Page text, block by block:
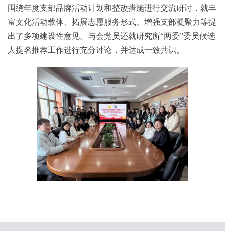
围绕年度支部品牌活动计划和整改措施进行交流研讨，就丰
富文化活动载体、拓展志愿服务形式、增强支部凝聚力等提
出了多项建设性意见。与会党员还就研究所“两委”委员候选
人提名推荐工作进行充分讨论，并达成一致共识。